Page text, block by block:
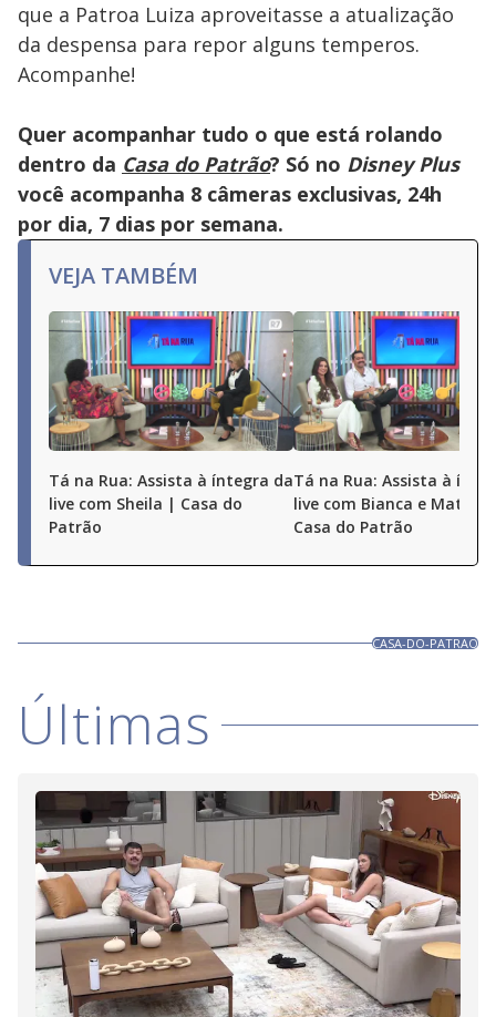
que a Patroa Luiza aproveitasse a atualização
da despensa para repor alguns temperos.
Acompanhe!
Quer acompanhar tudo o que está rolando
dentro da Casa do Patrão? Só no Disney Plus
você acompanha 8 câmeras exclusivas, 24h
por dia, 7 dias por semana.
VEJA TAMBÉM
Tá na Rua: Assista à íntegra da
live com Sheila | Casa do
Patrão
Tá na Rua: Assista à
live com Bianca e
Casa do Patrão
CASA-DO-PATRAO
Últimas